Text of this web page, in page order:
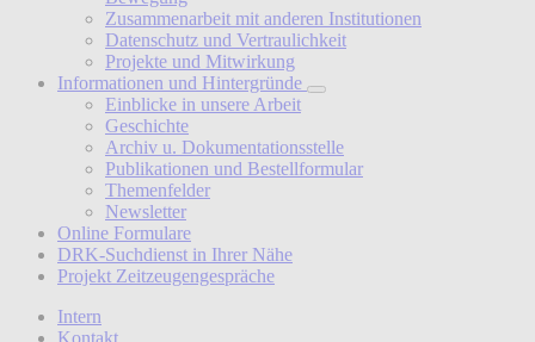
Zusammenarbeit mit anderen Institutionen
Datenschutz und Vertraulichkeit
Projekte und Mitwirkung
Informationen und Hintergründe
Einblicke in unsere Arbeit
Geschichte
Archiv u. Dokumentationsstelle
Publikationen und Bestellformular
Themenfelder
Newsletter
Online Formulare
DRK-Suchdienst in Ihrer Nähe
Projekt Zeitzeugengespräche
Intern
Kontakt